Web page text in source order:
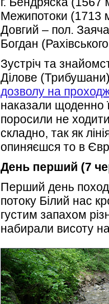
Межипотоки (1713
Довгий – пол.
Богдан
Зустріч та
Ділове (Трибушани)
дозволу на
наказали щоденно
поросили не
складно, так як
опиняєшся то в
День перший (7
Перший день
потоку Білий нас
густим запахом
набирали висоту